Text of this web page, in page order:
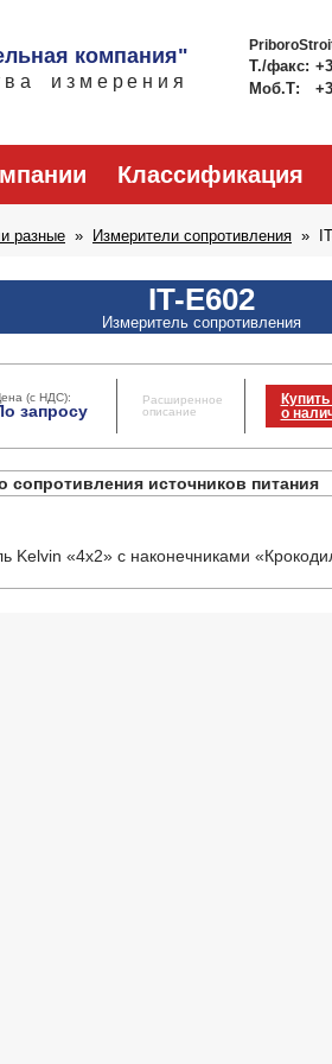
компания"
измерения
Т./факс:
Моб.Т:
Классификация
разные Измерители сопротивления
IT-E602
Измеритель сопротивления
(с НДС):
запросу
Расширенное
описание
о
сопротивления источников питания
Kelvin «4х2» с наконечниками